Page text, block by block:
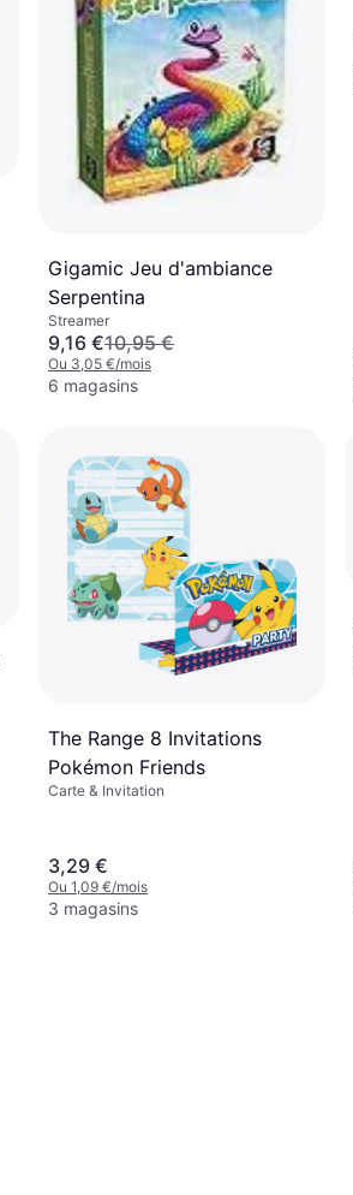
Gigamic Jeu d'ambiance
Serpentina
Streamer
9,16 €10,95 €
Ou 3,05 €/mois
6 magasins
The Range 8 Invitations
Pokémon Friends
Carte & Invitation
3,29 €
Ou 1,09 €/mois
3 magasins